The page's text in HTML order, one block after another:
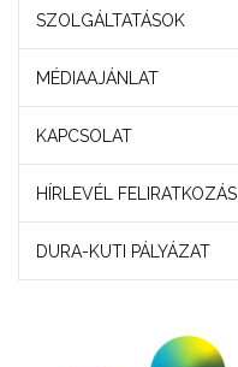
SZOLGÁLTATÁSOK
MÉDIAAJÁNLAT
KAPCSOLAT
HÍRLEVÉL FELIRATKOZÁS
DURA-KUTI PÁLYÁZAT